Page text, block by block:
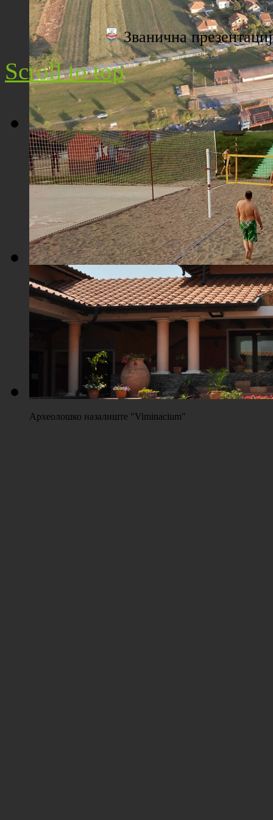
Плажа "Топољар" - Поглед са торња
Плажа "Топољар" - Поглед из ваздуха
Плажа "Топољар" - Терени на песку
Археолошко назалиште "Viminacium"
Званична
Scroll to top